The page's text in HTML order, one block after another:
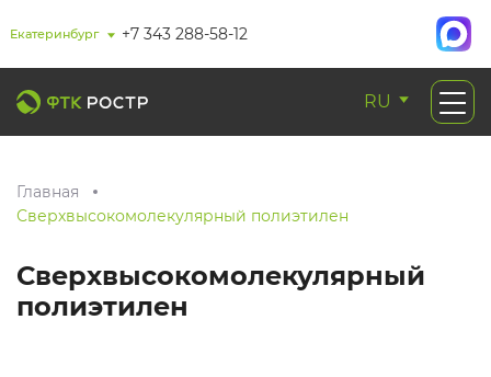
Екатеринбург +7 343 288-58-12
RU
Главная
Сверхвысокомолекулярный полиэтилен
Сверхвысокомолекулярный
полиэтилен